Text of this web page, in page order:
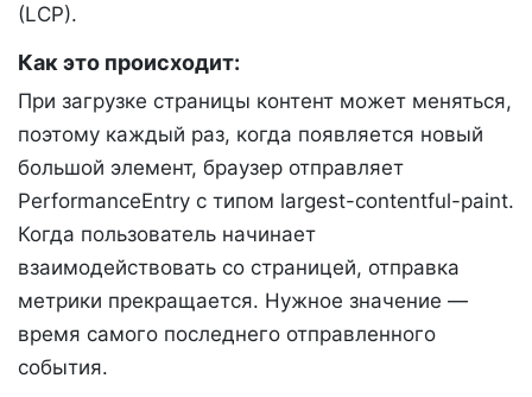
(LCP).
Как это происходит:
При загрузке страницы контент может меняться,
поэтому каждый раз, когда появляется новый
большой элемент, браузер отправляет
PerformanceEntry c типом largest-contentful-paint.
Когда пользователь начинает
взаимодействовать со страницей, отправка
метрики прекращается. Нужное значение —
время самого последнего отправленного
события.